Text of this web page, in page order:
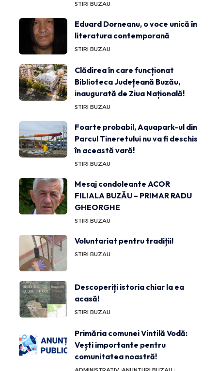
STIRI BUZAU
Eduard Dorneanu, o voce unică în
literatura contemporană
STIRI BUZAU
Clădirea în care funcționat
Biblioteca Județeană Buzău,
inaugurată de Ziua Națională!
STIRI BUZAU
Foarte probabil, Aquapark-ul din
Parcul Tineretului nu va fi deschis
în această vară!
STIRI BUZAU
Mesaj condoleante ACOR
FILIALA BUZĂU – PRIMAR RADU
GHEORGHE
STIRI BUZAU
Voluntariat pentru tradiții!
STIRI BUZAU
Descoperiți istoria chiar la ea
acasă!
STIRI BUZAU
Primăria comunei Vintilă Vodă:
Vești importante pentru
comunitatea noastră!